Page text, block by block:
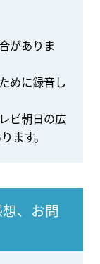
ありま
めに録音し
ビ朝日の広
ます。
、お問